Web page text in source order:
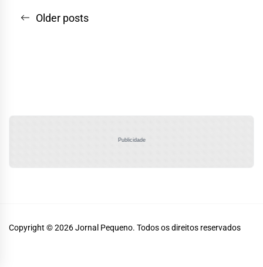
Navegação
Older posts
Publicidade
Copyright © 2026Jornal Pequeno. Todos os direitos reservados